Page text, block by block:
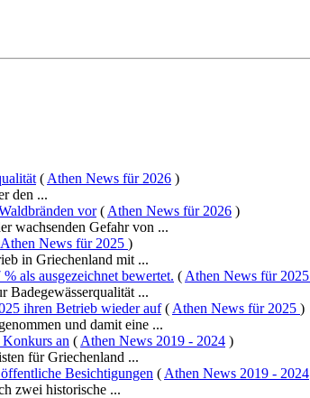
( Athen News für 2026 )
den ...
vor( Athen News für 2026 )
wachsenden Gefahr von ...
Athen News für 2025 )
in Griechenland mit ...
als ausgezeichnet bewertet. ( Athen News für 2025
Badegewässerqualität ...
ihren Betrieb wieder auf( Athen News für 2025 )
und damit eine ...
an ( Athen News 2019 - 2024 )
für Griechenland ...
Besichtigungen ( Athen News 2019 - 2024
zwei historische ...